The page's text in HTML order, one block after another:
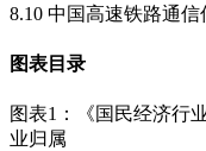
8.10 中国高速铁路通
图表目录
图表1：《国民经济行
业归属